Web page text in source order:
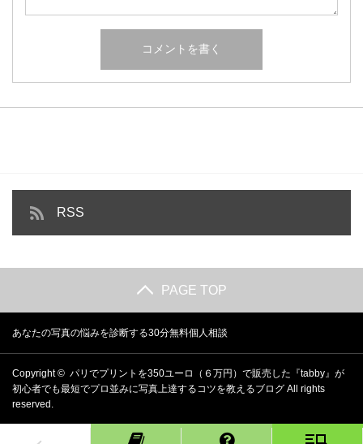
RSS
PAGE TOP
あなたの写真の悩みを診断する30分無料個人相談
Copyright © パリでプリントを350ユーロ（６万円）で販売した『tabby』が
初心者でも最短でプロ並みに写真上達するコツを教えるブログ All rights
reserved.